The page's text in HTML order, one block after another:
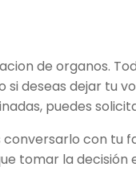
de organos.
si deseas dejar tu
puedes
con tu
tomar la